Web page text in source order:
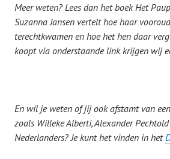
Meer weten? Lees dan het boek Het
Suzanna Jansen vertelt hoe haar
terechtkwamen en hoe het hen daar
koopt via onderstaande link krijgen wij
En wil je weten of jij ook afstamt van
zoals Willeke Alberti, Alexander
Nederlanders? Je kunt het vinden in het